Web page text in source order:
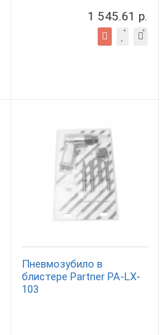
1 545.61 р.
Пневмозубило в
блистере Partner PA-LX-
103